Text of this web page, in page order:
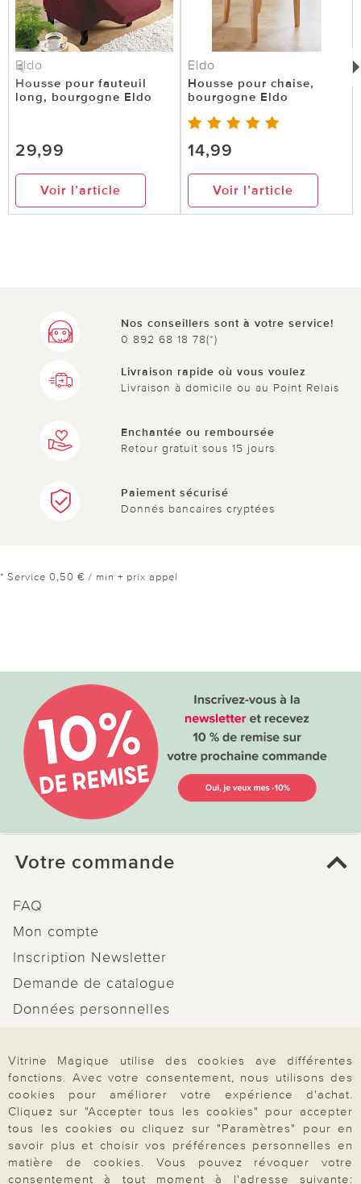
Eldo
Housse pour fauteuil
long, bourgogne Eldo
29,99
Voir l’article
Eldo
Housse pour chaise,
bourgogne Eldo
14,99
Voir l’article
Nos conseillers sont à votre service!
0 892 68 18 78(*)
Livraison rapide où vous voulez
Livraison à domicile ou au Point Relais
Enchantée ou remboursée
Retour gratuit sous 15 jours
Paiement sécurisé
Donnés bancaires cryptées
* Service 0,50 € / min + prix appel
Votre commande
FAQ
Mon compte
Inscription Newsletter
Demande de catalogue
Données personnelles
Rétractation
Paiement & Livraison
Vitrine Magique utilise des cookies ave différentes
fonctions. Avec votre consentement, nous utilisons des
cookies pour améliorer votre expérience d'achat.
Cliquez sur "Accepter tous les cookies" pour accepter
tous les cookies ou cliquez sur "Paramètres" pour en
savoir plus et choisir vos préférences personnelles en
matière de cookies. Vous pouvez révoquer votre
consentement à tout moment à l'adresse suivante: